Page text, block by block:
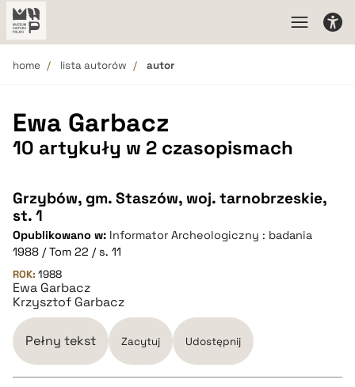
home lista autorów autor
Ewa Garbacz
10 artykuły w 2 czasopismach
Grzybów, gm. Staszów, woj. tarnobrzeskie,
st. 1
Opublikowano w: Informator Archeologiczny : badania
1988 / Tom 22 / s. 11
ROK: 1988
Ewa Garbacz
Krzysztof Garbacz
Pełny tekst Zacytuj Udostępnij